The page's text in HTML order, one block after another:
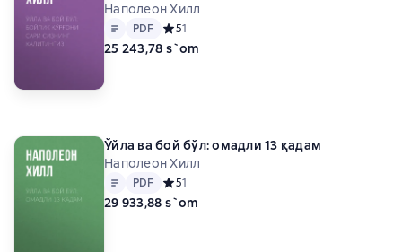
Наполеон Хилл
Matn PDF
PDF Средний рейтинг 5 на основе 1 оценок
51
25 243,78 s`om
Ўйла ва бой бўл: омадли 13 қадам
Наполеон Хилл
Matn PDF
PDF Средний рейтинг 5 на основе 1 оценок
51
29 933,88 s`om